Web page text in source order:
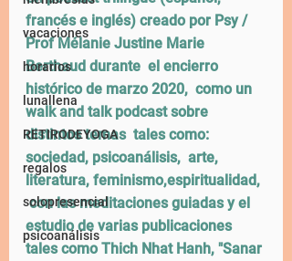
vacaciones
horarios
lunallena
RETIRODEYOGA
regalos
solopresencial
psicoanálisis
francés e inglés) creado por Psy /
Prof Mélanie Justine Marie
Berthaud durante  el encierro
histórico de marzo 2020,  como un
walk and talk podcast sobre
distintos temas  tales como:
sociedad, psicoanálisis,  arte,
literatura, feminismo,espiritualidad,
con las meditaciones guiadas y el
estudio de varias publicaciones
tales como Thich Nhat Hanh, "Sanar